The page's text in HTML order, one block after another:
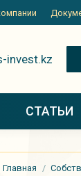
invest.kz
СТАТЬИ
Главная